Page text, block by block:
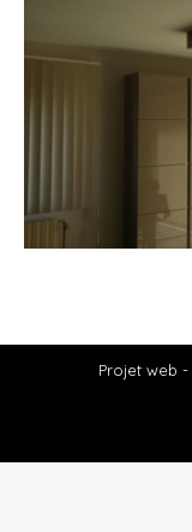
Projet web -